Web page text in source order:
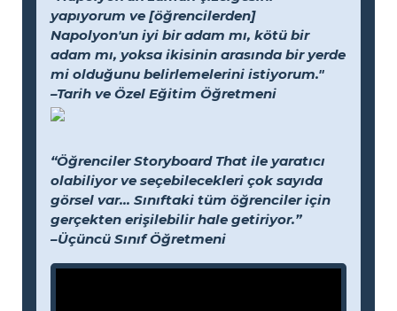
yapıyorum ve [öğrencilerden]
Napolyon'un iyi bir adam mı, kötü bir
adam mı, yoksa ikisinin arasında bir yerde
mi olduğunu belirlemelerini istiyorum."
–Tarih ve Özel Eğitim Öğretmeni
“Öğrenciler Storyboard That ile yaratıcı
olabiliyor ve seçebilecekleri çok sayıda
görsel var... Sınıftaki tüm öğrenciler için
gerçekten erişilebilir hale getiriyor.”
–Üçüncü Sınıf Öğretmeni